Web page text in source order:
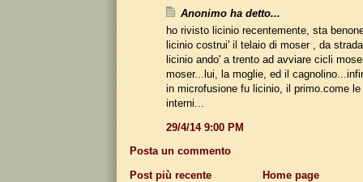
Anonimo ha detto...
ho rivisto licinio recentemente, sta
licinio costrui' il telaio di moser , da
licinio ando' a trento ad avviare cicli
moser...lui, la moglie, ed il
in microfusione fu licinio, il primo.come
interni...
29/4/14 9:00 PM
Posta un commento
Post più recente
Home page